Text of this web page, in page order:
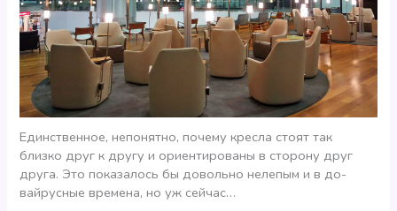
Единственное, непонятно, почему кресла стоят так
близко друг к другу и ориентированы в сторону друг
друга. Это показалось бы довольно нелепым и в до-
вайрусные времена, но уж сейчас…